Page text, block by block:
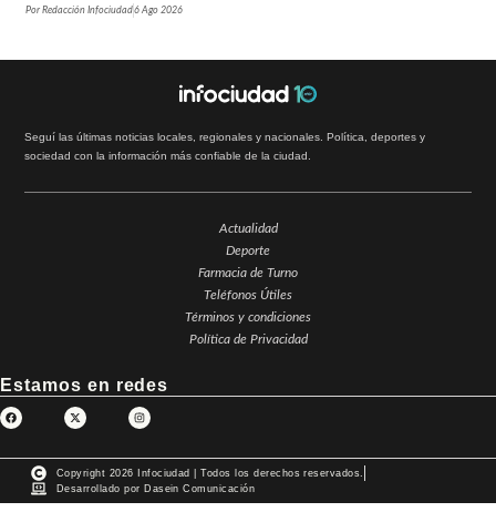
PorRedacción Infociudad6 Ago 2026
Seguí las últimas noticias locales, regionales y nacionales. Política, deportes y
sociedad con la información más confiable de la ciudad.
Actualidad
Deporte
Farmacia de Turno
Teléfonos Útiles
Términos y condiciones
Política de Privacidad
Estamos en redes
Copyright 2026 Infociudad | Todos los derechos reservados.
Desarrollado por Dasein Comunicación